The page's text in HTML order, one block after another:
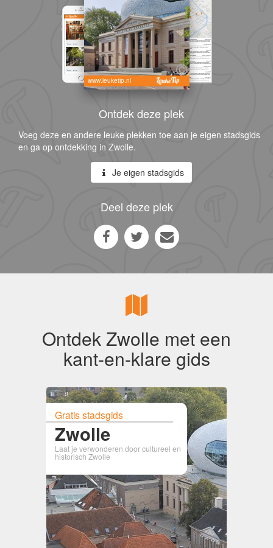
www.leuketip.nl
Ontdek deze plek
Voeg deze en andere leuke plekken toe aan je eigen stadsgids
en ga op ontdekking in Zwolle.
Je eigen stadsgids
Deel deze plek
Ontdek Zwolle met een
kant-en-klare gids
Gratis stadsgids
Zwolle
Laat je verwonderen door cultureel en
historisch Zwolle